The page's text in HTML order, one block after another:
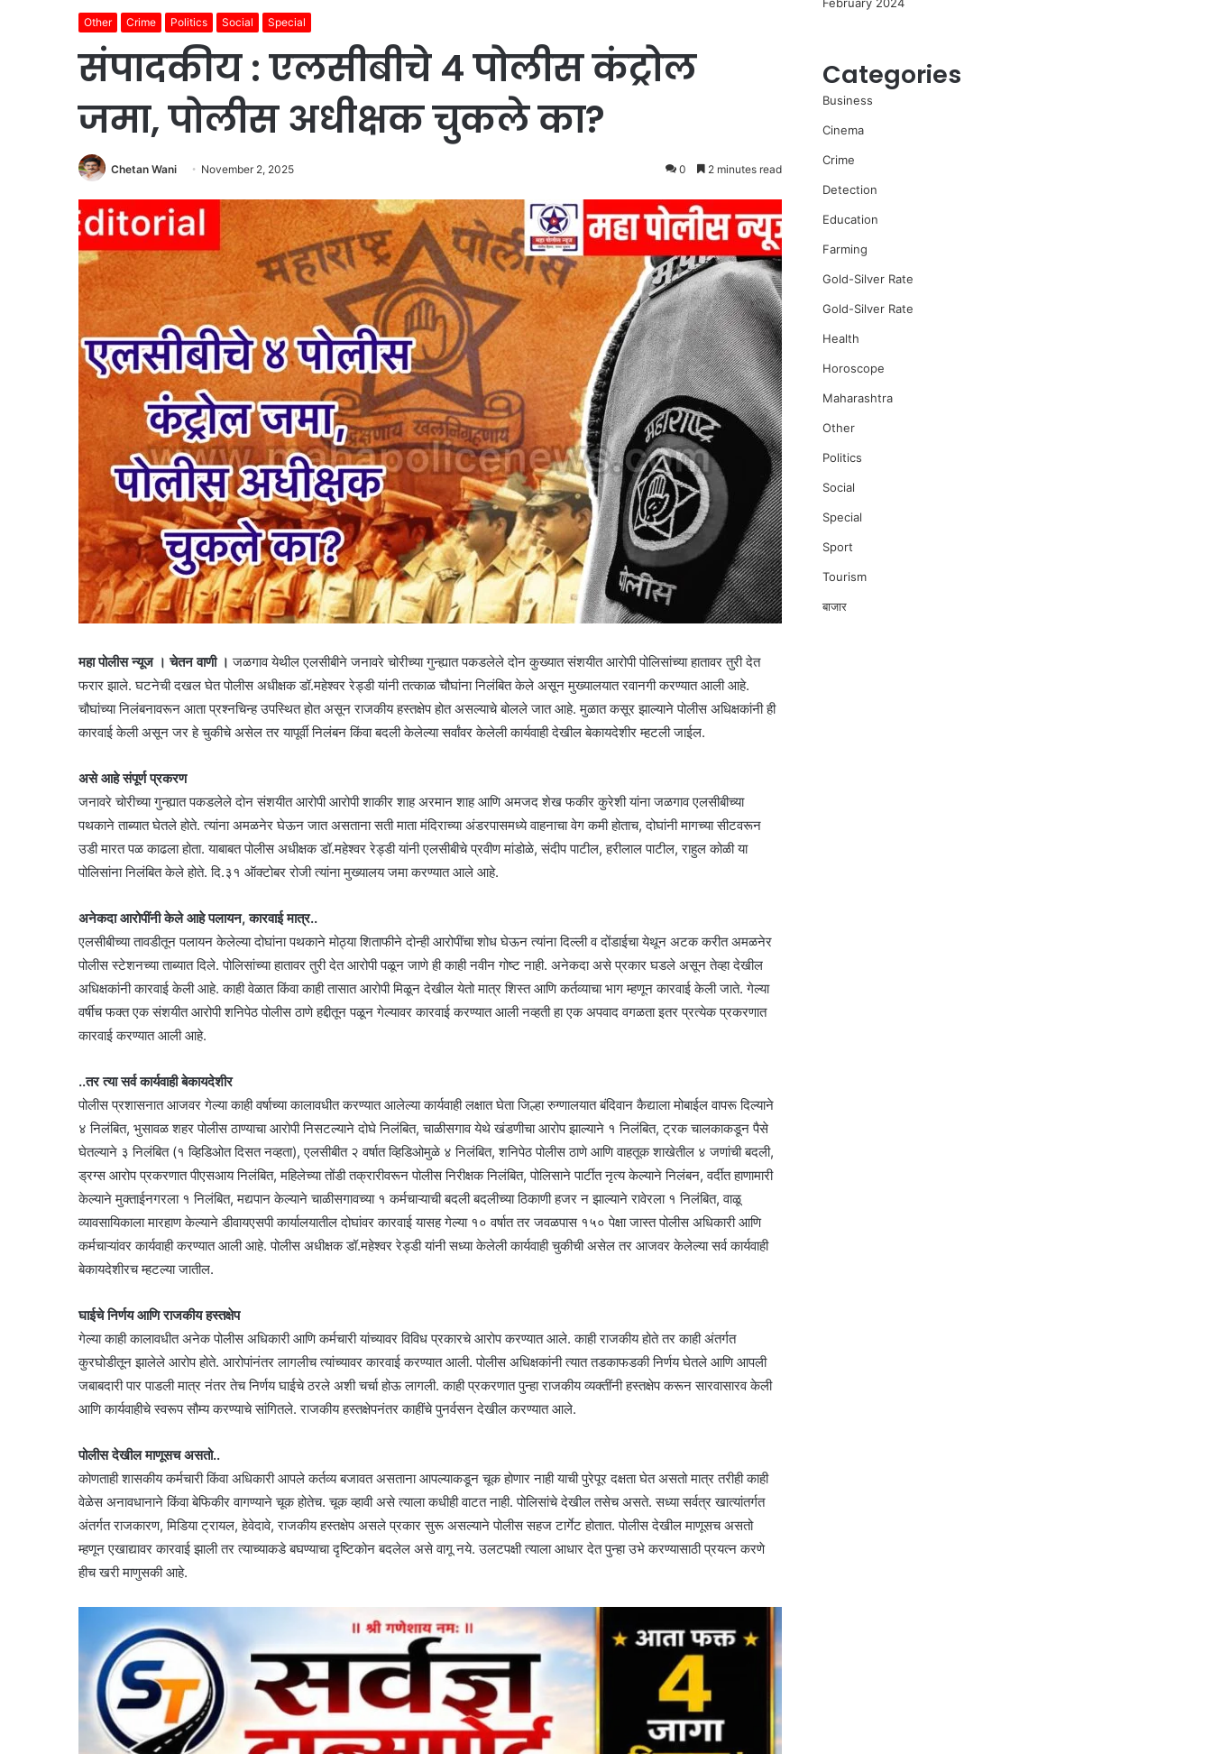
Other Crime Politics Social Special
संपादकीय : एलसीबीचे ४ पोलीस कंट्रोल
जमा, पोलीस अधीक्षक चुकले का?
Chetan Wani November 2, 2025 0 2 minutes read
महा पोलीस न्यूज । चेतन वाणी । जळगाव येथील एलसीबीने जनावरे चोरीच्या गुन्ह्यात पकडलेले दोन कुख्यात संशयीत आरोपी पोलिसांच्या हातावर तुरी देत
फरार झाले. घटनेची दखल घेत पोलीस अधीक्षक डॉ.महेश्वर रेड्डी यांनी तत्काळ चौघांना निलंबित केले असून मुख्यालयात रवानगी करण्यात आली आहे.
चौघांच्या निलंबनावरून आता प्रश्नचिन्ह उपस्थित होत असून राजकीय हस्तक्षेप होत असल्याचे बोलले जात आहे. मुळात कसूर झाल्याने पोलीस अधिक्षकांनी ही
कारवाई केली असून जर हे चुकीचे असेल तर यापूर्वी निलंबन किंवा बदली केलेल्या सर्वांवर केलेली कार्यवाही देखील बेकायदेशीर म्हटली जाईल.
असे आहे संपूर्ण प्रकरण
जनावरे चोरीच्या गुन्ह्यात पकडलेले दोन संशयीत आरोपी आरोपी शाकीर शाह अरमान शाह आणि अमजद शेख फकीर कुरेशी यांना जळगाव एलसीबीच्या
पथकाने ताब्यात घेतले होते. त्यांना अमळनेर घेऊन जात असताना सती माता मंदिराच्या अंडरपासमध्ये वाहनाचा वेग कमी होताच, दोघांनी मागच्या सीटवरून
उडी मारत पळ काढला होता. याबाबत पोलीस अधीक्षक डॉ.महेश्वर रेड्डी यांनी एलसीबीचे प्रवीण मांडोळे, संदीप पाटील, हरीलाल पाटील, राहुल कोळी या
पोलिसांना निलंबित केले होते. दि.३१ ऑक्टोबर रोजी त्यांना मुख्यालय जमा करण्यात आले आहे.
अनेकदा आरोपींनी केले आहे पलायन, कारवाई मात्र..
एलसीबीच्या तावडीतून पलायन केलेल्या दोघांना पथकाने मोठ्या शिताफीने दोन्ही आरोपींचा शोध घेऊन त्यांना दिल्ली व दोंडाईचा येथून अटक करीत अमळनेर
पोलीस स्टेशनच्या ताब्यात दिले. पोलिसांच्या हातावर तुरी देत आरोपी पळून जाणे ही काही नवीन गोष्ट नाही. अनेकदा असे प्रकार घडले असून तेव्हा देखील
अधिक्षकांनी कारवाई केली आहे. काही वेळात किंवा काही तासात आरोपी मिळून देखील येतो मात्र शिस्त आणि कर्तव्याचा भाग म्हणून कारवाई केली जाते. गेल्या
वर्षीच फक्त एक संशयीत आरोपी शनिपेठ पोलीस ठाणे हद्दीतून पळून गेल्यावर कारवाई करण्यात आली नव्हती हा एक अपवाद वगळता इतर प्रत्येक प्रकरणात
कारवाई करण्यात आली आहे.
..तर त्या सर्व कार्यवाही बेकायदेशीर
पोलीस प्रशासनात आजवर गेल्या काही वर्षाच्या कालावधीत करण्यात आलेल्या कार्यवाही लक्षात घेता जिल्हा रुग्णालयात बंदिवान कैद्याला मोबाईल वापरू दिल्याने
४ निलंबित, भुसावळ शहर पोलीस ठाण्याचा आरोपी निसटल्याने दोघे निलंबित, चाळीसगाव येथे खंडणीचा आरोप झाल्याने १ निलंबित, ट्रक चालकाकडून पैसे
घेतल्याने ३ निलंबित (१ व्हिडिओत दिसत नव्हता), एलसीबीत २ वर्षात व्हिडिओमुळे ४ निलंबित, शनिपेठ पोलीस ठाणे आणि वाहतूक शाखेतील ४ जणांची बदली,
ड्रग्स आरोप प्रकरणात पीएसआय निलंबित, महिलेच्या तोंडी तक्रारीवरून पोलीस निरीक्षक निलंबित, पोलिसाने पार्टीत नृत्य केल्याने निलंबन, वर्दीत हाणामारी
केल्याने मुक्ताईनगरला १ निलंबित, मद्यपान केल्याने चाळीसगावच्या १ कर्मचाऱ्याची बदली बदलीच्या ठिकाणी हजर न झाल्याने रावेरला १ निलंबित, वाळू
व्यावसायिकाला मारहाण केल्याने डीवायएसपी कार्यालयातील दोघांवर कारवाई यासह गेल्या १० वर्षात तर जवळपास १५० पेक्षा जास्त पोलीस अधिकारी आणि
कर्मचाऱ्यांवर कार्यवाही करण्यात आली आहे. पोलीस अधीक्षक डॉ.महेश्वर रेड्डी यांनी सध्या केलेली कार्यवाही चुकीची असेल तर आजवर केलेल्या सर्व कार्यवाही
बेकायदेशीरच म्हटल्या जातील.
घाईचे निर्णय आणि राजकीय हस्तक्षेप
गेल्या काही कालावधीत अनेक पोलीस अधिकारी आणि कर्मचारी यांच्यावर विविध प्रकारचे आरोप करण्यात आले. काही राजकीय होते तर काही अंतर्गत
कुरघोडीतून झालेले आरोप होते. आरोपांनंतर लागलीच त्यांच्यावर कारवाई करण्यात आली. पोलीस अधिक्षकांनी त्यात तडकाफडकी निर्णय घेतले आणि आपली
जबाबदारी पार पाडली मात्र नंतर तेच निर्णय घाईचे ठरले अशी चर्चा होऊ लागली. काही प्रकरणात पुन्हा राजकीय व्यक्तींनी हस्तक्षेप करून सारवासारव केली
आणि कार्यवाहीचे स्वरूप सौम्य करण्याचे सांगितले. राजकीय हस्तक्षेपनंतर काहींचे पुनर्वसन देखील करण्यात आले.
पोलीस देखील माणूसच असतो..
कोणताही शासकीय कर्मचारी किंवा अधिकारी आपले कर्तव्य बजावत असताना आपल्याकडून चूक होणार नाही याची पुरेपूर दक्षता घेत असतो मात्र तरीही काही
वेळेस अनावधानाने किंवा बेफिकीर वागण्याने चूक होतेच. चूक व्हावी असे त्याला कधीही वाटत नाही. पोलिसांचे देखील तसेच असते. सध्या सर्वत्र खात्यांतर्गत
अंतर्गत राजकारण, मिडिया ट्रायल, हेवेदावे, राजकीय हस्तक्षेप असले प्रकार सुरू असल्याने पोलीस सहज टार्गेट होतात. पोलीस देखील माणूसच असतो
म्हणून एखाद्यावर कारवाई झाली तर त्याच्याकडे बघण्याचा दृष्टिकोन बदलेल असे वागू नये. उलटपक्षी त्याला आधार देत पुन्हा उभे करण्यासाठी प्रयत्न करणे
हीच खरी माणुसकी आहे.
Categories
Business
Cinema
Crime
Detection
Education
Farming
Gold-Silver Rate
Gold-Silver Rate
Health
Horoscope
Maharashtra
Other
Politics
Social
Special
Sport
Tourism
बाजार